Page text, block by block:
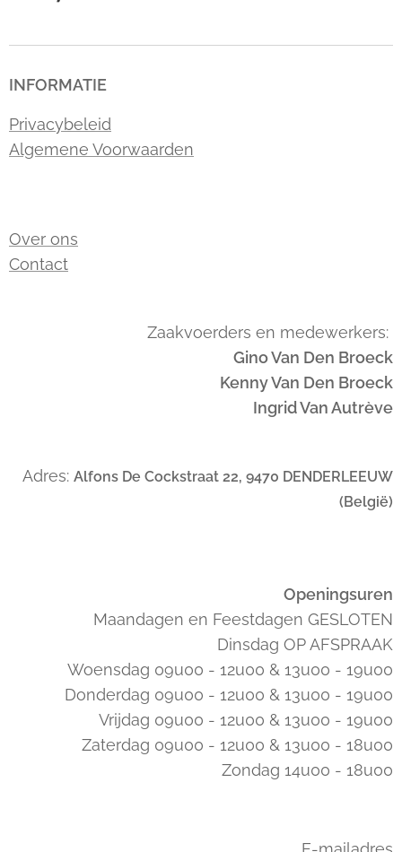
INFORMATIE
Privacybeleid
Algemene Voorwaarden
Over ons
Contact
Zaakvoerders en medewerkers:
Gino Van Den Broeck
Kenny Van Den Broeck
Ingrid Van Autrève
Adres: Alfons De Cockstraat 22, 9470 DENDERLEEUW
(België)
Openingsuren
Maandagen en Feestdagen GESLOTEN
Dinsdag OP AFSPRAAK
Woensdag 09u00 - 12u00 & 13u00 - 19u00
Donderdag 09u00 - 12u00 & 13u00 - 19u00
Vrijdag 09u00 - 12u00 & 13u00 - 19u00
Zaterdag 09u00 - 12u00 & 13u00 - 18u00
Zondag 14u00 - 18u00